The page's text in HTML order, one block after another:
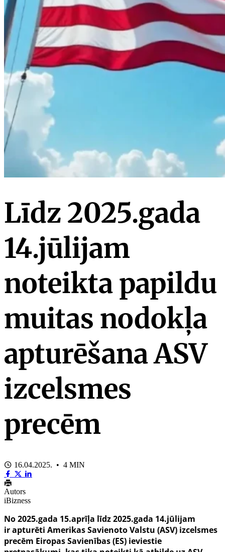
Līdz 2025.gada
14.jūlijam
noteikta papildu
muitas nodokļa
apturēšana ASV
izcelsmes
precēm
16.04.2025. • 4 MIN
Autors
iBizness
No 2025.gada 15.aprīļa līdz 2025.gada 14.jūlijam
ir apturēti Amerikas Savienoto Valstu (ASV) izcelsmes
precēm Eiropas Savienības (ES) ieviestie